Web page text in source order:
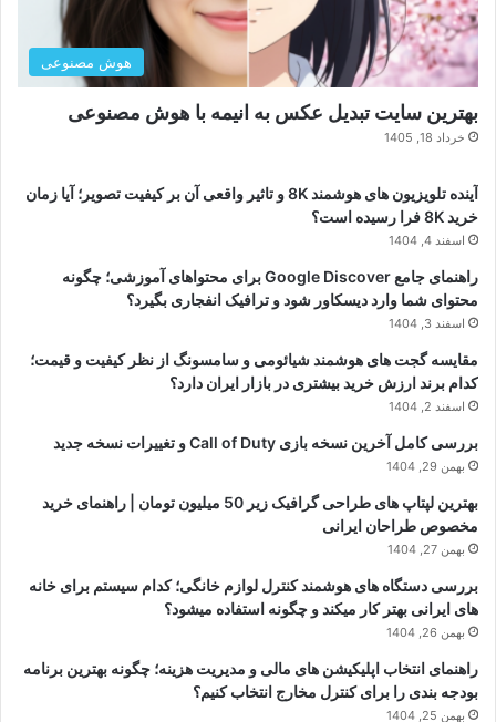
هوش مصنوعی
بهترین سایت تبدیل عکس به انیمه با هوش مصنوعی
خرداد 18, 1405
آینده تلویزیون های هوشمند 8K و تاثیر واقعی آن بر کیفیت تصویر؛ آیا زمان
خرید 8K فرا رسیده است؟
اسفند 4, 1404
راهنمای جامع Google Discover برای محتواهای آموزشی؛ چگونه
محتوای شما وارد دیسکاور شود و ترافیک انفجاری بگیرد؟
اسفند 3, 1404
مقایسه گجت های هوشمند شیائومی و سامسونگ از نظر کیفیت و قیمت؛
کدام برند ارزش خرید بیشتری در بازار ایران دارد؟
اسفند 2, 1404
بررسی کامل آخرین نسخه بازی Call of Duty و تغییرات نسخه جدید
بهمن 29, 1404
بهترین لپتاپ های طراحی گرافیک زیر 50 میلیون تومان | راهنمای خرید
مخصوص طراحان ایرانی
بهمن 27, 1404
بررسی دستگاه های هوشمند کنترل لوازم خانگی؛ کدام سیستم برای خانه
های ایرانی بهتر کار میکند و چگونه استفاده میشود؟
بهمن 26, 1404
راهنمای انتخاب اپلیکیشن های مالی و مدیریت هزینه؛ چگونه بهترین برنامه
بودجه بندی را برای کنترل مخارج انتخاب کنیم؟
بهمن 25, 1404